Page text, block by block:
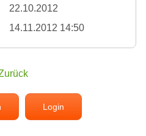
22.10.2012
14.11.2012 14:50
Login